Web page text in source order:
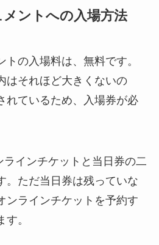
ントへの入場方法
トの入場料は、無料です。
はそれほど大きくないの
れているため、入場券が必
インチケットと当日券の二
。ただ当日券は残っていな
ンラインチケットを予約す
。